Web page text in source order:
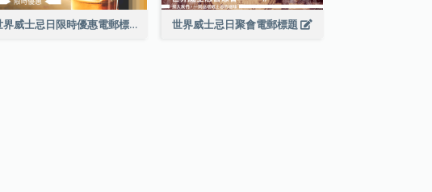
世界威士忌日限時優惠電郵標題 世界威士忌日聚會電郵標題